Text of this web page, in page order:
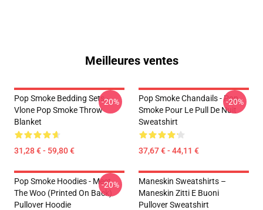
Meilleures ventes
Pop Smoke Bedding Sets -
Vlone Pop Smoke Throw
Blanket
31,28 € - 59,80 €
-20%
Pop Smoke Chandails - Pop
Smoke Pour Le Pull De Nuit
Sweatshirt
37,67 € - 44,11 €
-20%
Pop Smoke Hoodies - Meet
The Woo (printed On Back)
Pullover Hoodie
-20%
Maneskin Sweatshirts –
Maneskin Zitti E Buoni
Pullover Sweatshirt